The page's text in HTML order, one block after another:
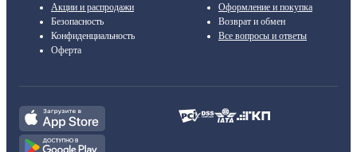
Акции и распродажи
Безопасность
Конфиденциальность
Оферта
Оформление и покупка
Возврат и обмен
Все вопросы и ответы